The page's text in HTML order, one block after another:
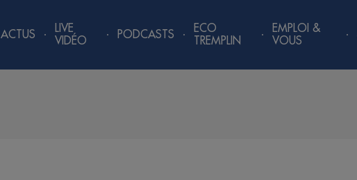
ACTUS
LIVE
VIDÉO
PODCASTS
ECO
TREMPLIN
EMPLOI &
VOUS